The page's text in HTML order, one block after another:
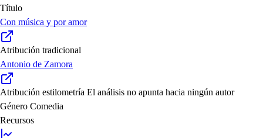
Título
Con música y por amor
Atribución tradicional
Antonio de Zamora
Atribución estilometría El análisis no apunta hacia ningún autor
Género Comedia
Recursos